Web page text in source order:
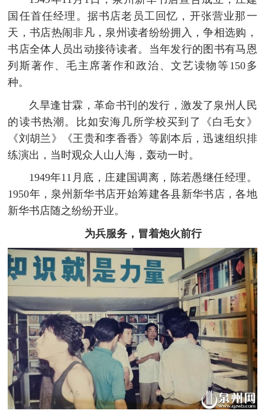
国任首任经理。据书店老员工回忆，开张营业那一
天，书店热闹非凡，泉州读者纷纷拥入，争相选购，
书店全体人员出动接待读者。当年发行的图书有马恩
列斯著作、毛主席著作和政治、文艺读物等150多
种。
久旱逢甘霖，革命书刊的发行，激发了泉州人民
的读书热潮。比如安海几所学校买到了《白毛女》
《刘胡兰》《王贵和李香香》等剧本后，迅速组织排
练演出，当时观众人山人海，轰动一时。
1949年11月底，庄建国调离，陈若愚继任经理。
1950年，泉州新华书店开始筹建各县新华书店，各地
新华书店随之纷纷开业。
为兵服务，冒着炮火前行